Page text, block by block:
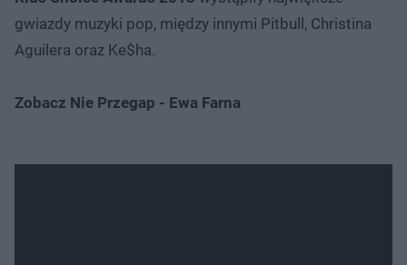
gwiazdy muzyki pop, między innymi Pitbull, Christina
Aguilera oraz Ke$ha.
Zobacz Nie Przegap - Ewa Farna